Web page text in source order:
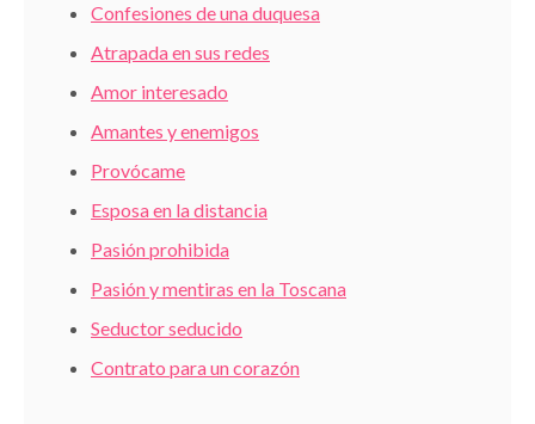
Confesiones de una duquesa
Atrapada en sus redes
Amor interesado
Amantes y enemigos
Provócame
Esposa en la distancia
Pasión prohibida
Pasión y mentiras en la Toscana
Seductor seducido
Contrato para un corazón